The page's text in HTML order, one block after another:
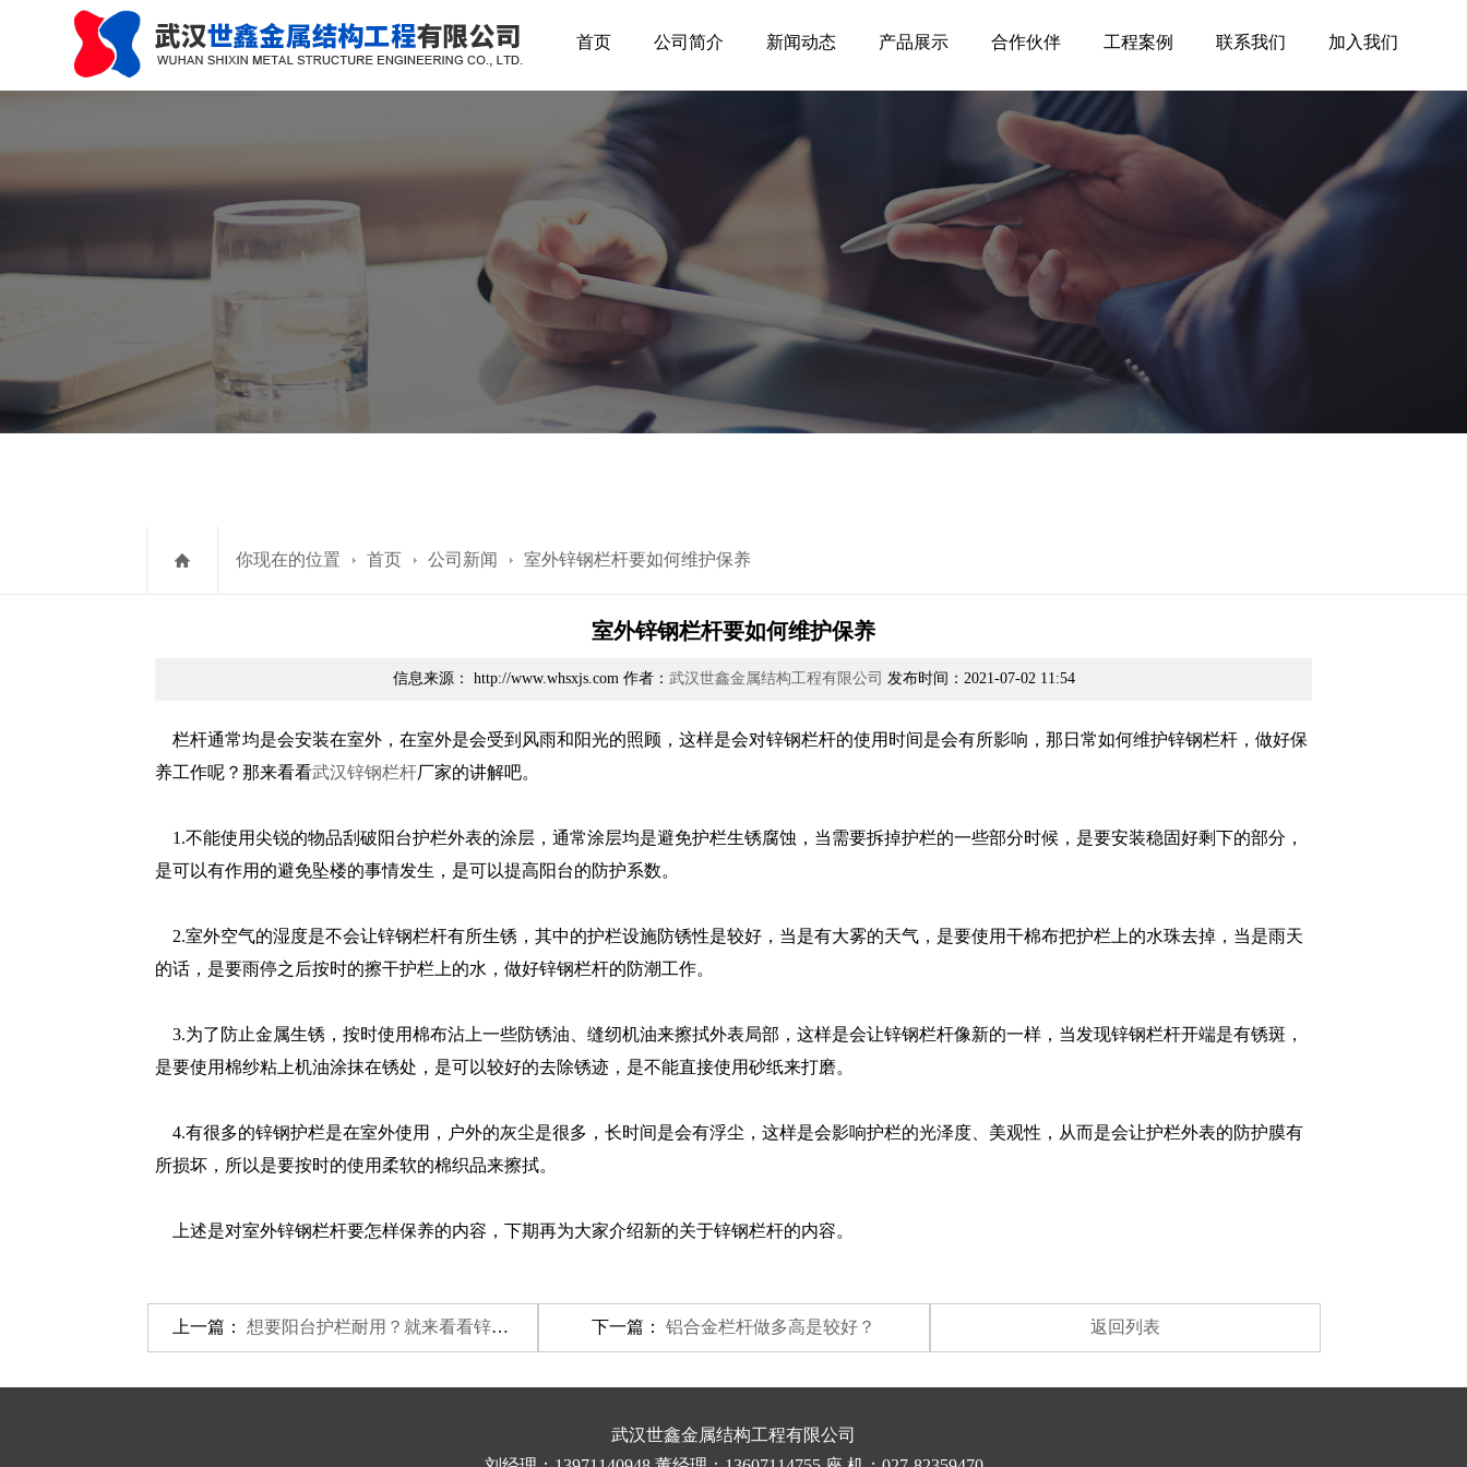
首页 公司简介 新闻动态 产品展示 合作伙伴 工程案例 联系我们 加入我们
你现在的位置 首页 公司新闻 室外锌钢栏杆要如何维护保养
室外锌钢栏杆要如何维护保养
信息来源： http://www.whsxjs.com 作者： 武汉世鑫金属结构工程有限公司 发布时间：2021-07-02 11:54
栏杆通常均是会安装在室外，在室外是会受到风雨和阳光的照顾，这样是会对锌钢栏杆的使用时间是会有所影响，那日常如何维护锌钢栏杆，做好保
养工作呢？那来看看武汉锌钢栏杆厂家的讲解吧。
1.不能使用尖锐的物品刮破阳台护栏外表的涂层，通常涂层均是避免护栏生锈腐蚀，当需要拆掉护栏的一些部分时候，是要安装稳固好剩下的部分，
是可以有作用的避免坠楼的事情发生，是可以提高阳台的防护系数。
2.室外空气的湿度是不会让锌钢栏杆有所生锈，其中的护栏设施防锈性是较好，当是有大雾的天气，是要使用干棉布把护栏上的水珠去掉，当是雨天
的话，是要雨停之后按时的擦干护栏上的水，做好锌钢栏杆的防潮工作。
3.为了防止金属生锈，按时使用棉布沾上一些防锈油、缝纫机油来擦拭外表局部，这样是会让锌钢栏杆像新的一样，当发现锌钢栏杆开端是有锈斑，
是要使用棉纱粘上机油涂抹在锈处，是可以较好的去除锈迹，是不能直接使用砂纸来打磨。
4.有很多的锌钢护栏是在室外使用，户外的灰尘是很多，长时间是会有浮尘，这样是会影响护栏的光泽度、美观性，从而是会让护栏外表的防护膜有
所损坏，所以是要按时的使用柔软的棉织品来擦拭。
上述是对室外锌钢栏杆要怎样保养的内容，下期再为大家介绍新的关于锌钢栏杆的内容。
上一篇： 想要阳台护栏耐用？就来看看锌钢栏杆 下一篇：铝合金栏杆做多高是较好？ 返回列表
武汉世鑫金属结构工程有限公司